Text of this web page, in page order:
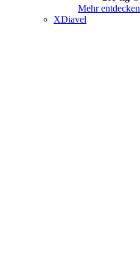
Mehr entdecken
XDiavel